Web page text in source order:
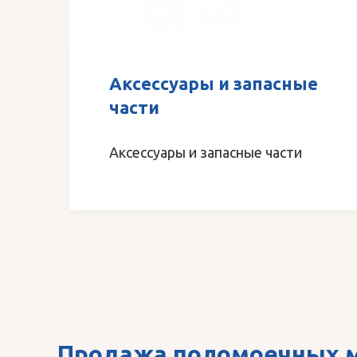
Аксессуары и запасные
части
Аксессуары и запасные части